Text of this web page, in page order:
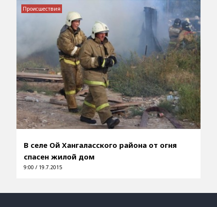
В селе Ой Хангаласского района от огня
спасен жилой дом
9:00 / 19.7.2015
Происшествия